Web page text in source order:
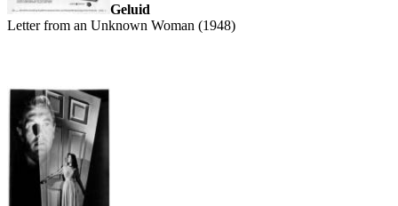
Geluid
Letter from an Unknown Woman (1948)